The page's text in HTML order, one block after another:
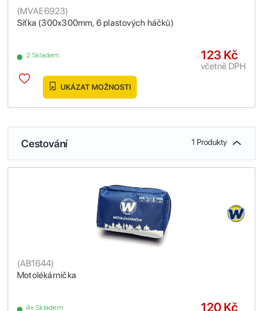
Síťka (300x300mm, 6 plastových háčků)
(MVAE6923)
2 Skladem 123 Kč
včetně DPH
UKÁZAT MOŽNOSTI
Cestování 1 Produkty
Motolékárnička
(AB1644)
4+ Skladem 120 Kč